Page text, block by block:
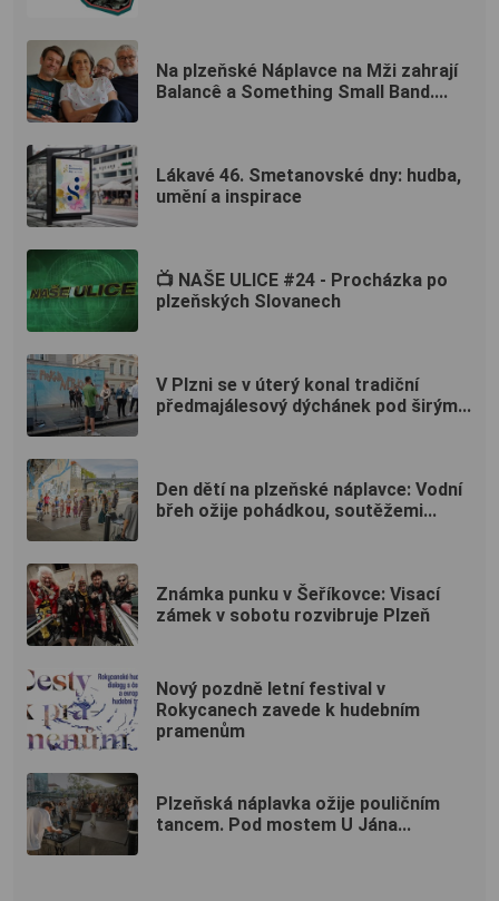
Na plzeňské Náplavce na Mži zahrají
Balancê a Something Small Band....
Lákavé 46. Smetanovské dny: hudba,
umění a inspirace
📺 NAŠE ULICE #24 - Procházka po
plzeňských Slovanech
V Plzni se v úterý konal tradiční
předmajálesový dýchánek pod širým...
Den dětí na plzeňské náplavce: Vodní
břeh ožije pohádkou, soutěžemi...
Známka punku v Šeříkovce: Visací
zámek v sobotu rozvibruje Plzeň
Nový pozdně letní festival v
Rokycanech zavede k hudebním
pramenům
Plzeňská náplavka ožije pouličním
tancem. Pod mostem U Jána...